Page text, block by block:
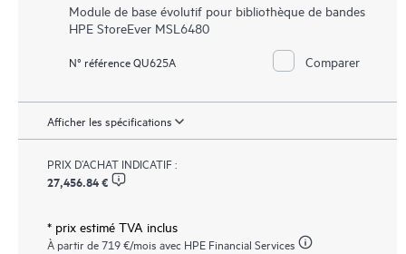
Module de base évolutif pour bibliothèque de bandes
HPE StoreEver MSL6480
N° référence QU625A Comparer
Afficher les spécifications
PRIX D’ACHAT INDICATIF :
27,456.84 €
* prix estimé TVA inclus
À partir de719 €/mois avec HPE Financial Services